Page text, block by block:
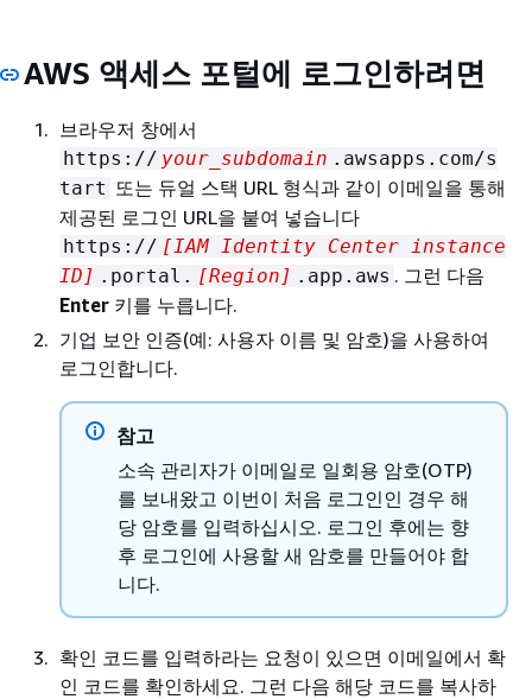
AWS 액세스 포털에 로그인하려면
브라우저 창에서
https:// your_subdomain .awsapps.com/s
tart 또는 듀얼 스택 URL 형식과 같이 이메일을 통해
제공된 로그인 URL을 붙여 넣습니다
https:// [IAM Identity Center instance
ID] .portal. [Region] .app.aws . 그런 다음
Enter 키를 누릅니다.
기업 보안 인증(예: 사용자 이름 및 암호)을 사용하여
로그인합니다.
참고
소속 관리자가 이메일로 일회용 암호(OTP)
를 보내왔고 이번이 처음 로그인인 경우 해
당 암호를 입력하십시오. 로그인 후에는 향
후 로그인에 사용할 새 암호를 만들어야 합
니다.
확인 코드를 입력하라는 요청이 있으면 이메일에서 확
인 코드를 확인하세요. 그런 다음 해당 코드를 복사하